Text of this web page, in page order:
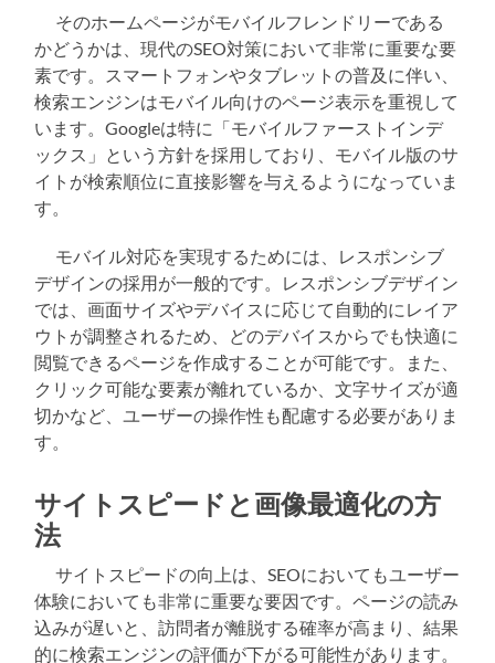
そのホームページがモバイルフレンドリーである
かどうかは、現代のSEO対策において非常に重要な要
素です。スマートフォンやタブレットの普及に伴い、
検索エンジンはモバイル向けのページ表示を重視して
います。Googleは特に「モバイルファーストインデ
ックス」という方針を採用しており、モバイル版のサ
イトが検索順位に直接影響を与えるようになっていま
す。
モバイル対応を実現するためには、レスポンシブ
デザインの採用が一般的です。レスポンシブデザイン
では、画面サイズやデバイスに応じて自動的にレイア
ウトが調整されるため、どのデバイスからでも快適に
閲覧できるページを作成することが可能です。また、
クリック可能な要素が離れているか、文字サイズが適
切かなど、ユーザーの操作性も配慮する必要がありま
す。
サイトスピードと画像最適化の方
法
サイトスピードの向上は、SEOにおいてもユーザー
体験においても非常に重要な要因です。ページの読み
込みが遅いと、訪問者が離脱する確率が高まり、結果
的に検索エンジンの評価が下がる可能性があります。